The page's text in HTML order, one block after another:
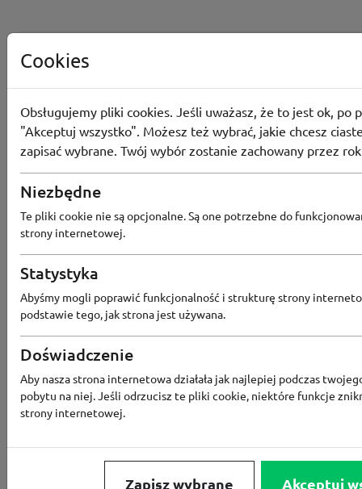
Popularne sklepy
MEDIA EXPERT
BORN2BE
KOMFORT CCC SMYK
LOUNGE BY ZALANDO
SHEIN
ERLI ANSWEAR 4F OLEOLE!
Cookies
Obsługujemy pliki cookies. Jeśli uważasz, że to jest ok, po
"Akceptuj wszystko". Możesz też wybrać, jakie chcesz
zapisać wybrane. Twój wybór zostanie zachowany przez
Niezbędne
Te pliki cookie nie są opcjonalne. Są one potrzebne do
strony internetowej.
Statystyka
Abyśmy mogli poprawić funkcjonalność i strukturę strony
podstawie tego, jak strona jest używana.
Doświadczenie
Aby nasza strona internetowa działała jak najlepiej podczas
pobytu na niej. Jeśli odrzucisz te pliki cookie, niektóre funkcje
strony internetowej.
Zapisz wybrane Akceptuj